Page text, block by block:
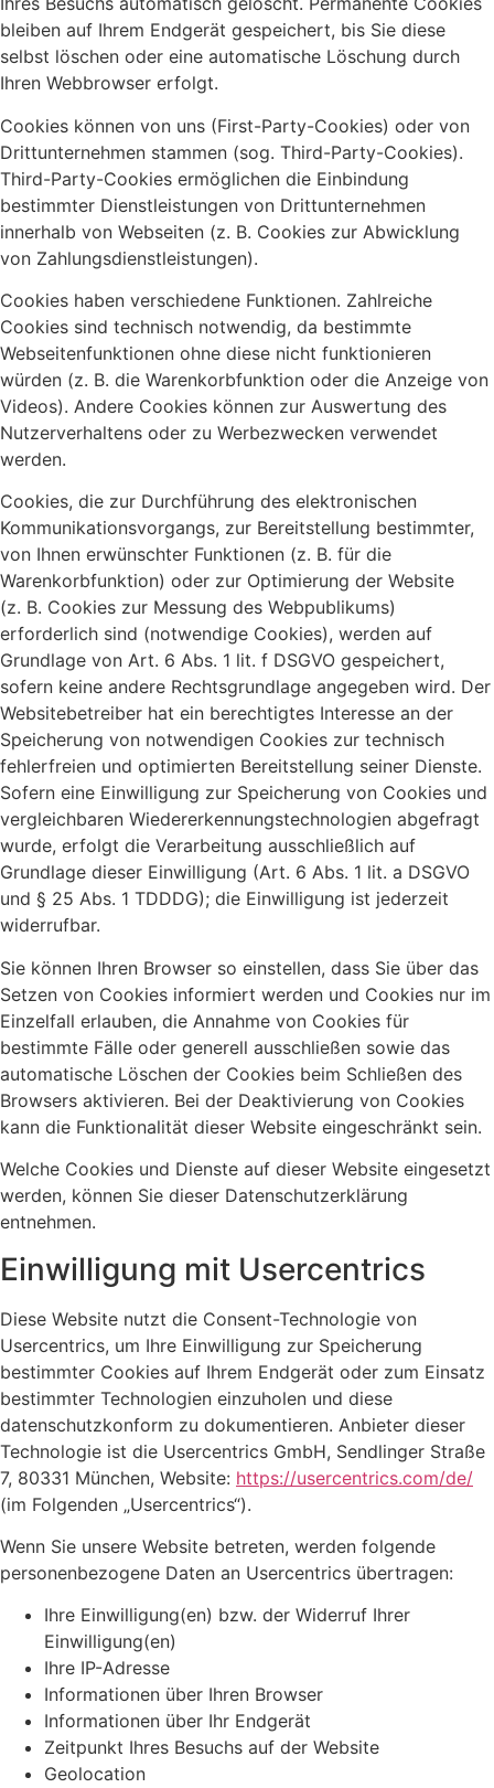
bleiben auf Ihrem Endgerät gespeichert, bis Sie diese
selbst löschen oder eine automatische Löschung durch
Ihren Webbrowser erfolgt.
Cookies können von uns (First-Party-Cookies) oder von
Drittunternehmen stammen (sog. Third-Party-Cookies).
Third-Party-Cookies ermöglichen die Einbindung
bestimmter Dienstleistungen von Drittunternehmen
innerhalb von Webseiten (z. B. Cookies zur Abwicklung
von Zahlungsdienstleistungen).
Cookies haben verschiedene Funktionen. Zahlreiche
Cookies sind technisch notwendig, da bestimmte
Webseitenfunktionen ohne diese nicht funktionieren
würden (z. B. die Warenkorbfunktion oder die Anzeige von
Videos). Andere Cookies können zur Auswertung des
Nutzerverhaltens oder zu Werbezwecken verwendet
werden.
Cookies, die zur Durchführung des elektronischen
Kommunikationsvorgangs, zur Bereitstellung bestimmter,
von Ihnen erwünschter Funktionen (z. B. für die
Warenkorbfunktion) oder zur Optimierung der Website
(z. B. Cookies zur Messung des Webpublikums)
erforderlich sind (notwendige Cookies), werden auf
Grundlage von Art. 6 Abs. 1 lit. f DSGVO gespeichert,
sofern keine andere Rechtsgrundlage angegeben wird. Der
Websitebetreiber hat ein berechtigtes Interesse an der
Speicherung von notwendigen Cookies zur technisch
fehlerfreien und optimierten Bereitstellung seiner Dienste.
Sofern eine Einwilligung zur Speicherung von Cookies und
vergleichbaren Wiedererkennungstechnologien abgefragt
wurde, erfolgt die Verarbeitung ausschließlich auf
Grundlage dieser Einwilligung (Art. 6 Abs. 1 lit. a DSGVO
und § 25 Abs. 1 TDDDG); die Einwilligung ist jederzeit
widerrufbar.
Sie können Ihren Browser so einstellen, dass Sie über das
Setzen von Cookies informiert werden und Cookies nur im
Einzelfall erlauben, die Annahme von Cookies für
bestimmte Fälle oder generell ausschließen sowie das
automatische Löschen der Cookies beim Schließen des
Browsers aktivieren. Bei der Deaktivierung von Cookies
kann die Funktionalität dieser Website eingeschränkt sein.
Welche Cookies und Dienste auf dieser Website eingesetzt
werden, können Sie dieser Datenschutzerklärung
entnehmen.
Einwilligung mit Usercentrics
Diese Website nutzt die Consent-Technologie von
Usercentrics, um Ihre Einwilligung zur Speicherung
bestimmter Cookies auf Ihrem Endgerät oder zum Einsatz
bestimmter Technologien einzuholen und diese
datenschutzkonform zu dokumentieren. Anbieter dieser
Technologie ist die Usercentrics GmbH, Sendlinger Straße
7, 80331 München, Website: https://usercentrics.com/de/
(im Folgenden „Usercentrics“).
Wenn Sie unsere Website betreten, werden folgende
personenbezogene Daten an Usercentrics übertragen:
Ihre Einwilligung(en) bzw. der Widerruf Ihrer
Einwilligung(en)
Ihre IP-Adresse
Informationen über Ihren Browser
Informationen über Ihr Endgerät
Zeitpunkt Ihres Besuchs auf der Website
Geolocation